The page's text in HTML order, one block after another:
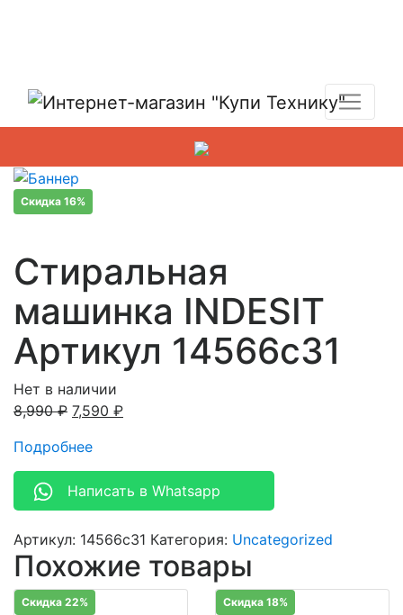
Скидка 16%
Стиральная
машинка INDESIT
Артикул 14566c31
Нет в наличии
8,990₽ 7,590 ₽
Подробнее
Написать в Whatsapp
Артикул: 14566c31 Категория: Uncategorized
Похожие товары
Скидка 22% Скидка 18%